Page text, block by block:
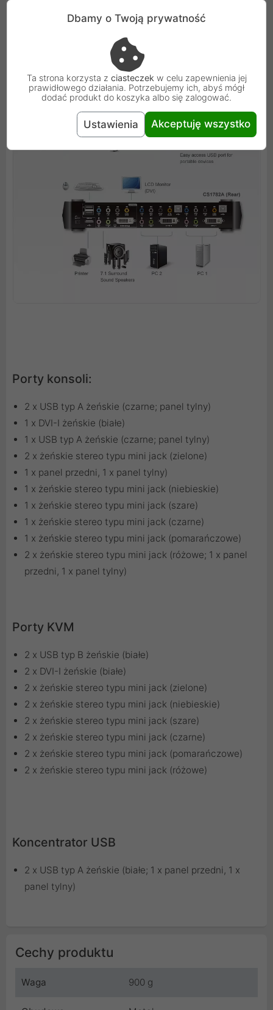
Porty konsoli:
2 x USB typ A żeńskie (czarne; panel tylny)
1 x DVI-I żeńskie (białe)
1 x USB typ A żeńskie (czarne; panel tylny)
2 x żeńskie stereo typu mini jack (zielone)
1 x panel przedni, 1 x panel tylny)
1 x żeńskie stereo typu mini jack (niebieskie)
1 x żeńskie stereo typu mini jack (szare)
1 x żeńskie stereo typu mini jack (czarne)
1 x żeńskie stereo typu mini jack (pomarańczowe)
2 x żeńskie stereo typu mini jack (różowe; 1 x panel
przedni, 1 x panel tylny)
Porty KVM
2 x USB typ B żeńskie (białe)
2 x DVI-I żeńskie (białe)
2 x żeńskie stereo typu mini jack (zielone)
2 x żeńskie stereo typu mini jack (niebieskie)
2 x żeńskie stereo typu mini jack (szare)
2 x żeńskie stereo typu mini jack (czarne)
2 x żeńskie stereo typu mini jack (pomarańczowe)
2 x żeńskie stereo typu mini jack (różowe)
Koncentrator USB
2 x USB typ A żeńskie (białe; 1 x panel przedni, 1 x
panel tylny)
Cechy produktu
Waga 900 g
Dbamy o Twoją prywatność
Ta strona korzysta z ciasteczek w celu zapewnienia jej
prawidłowego działania. Potrzebujemy ich, abyś mógł
dodać produkt do koszyka albo się zalogować.
Ustawienia Akceptuję wszystko